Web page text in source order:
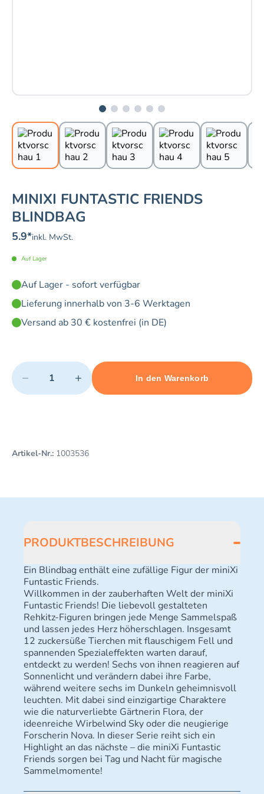
MINIXI FUNTASTIC FRIENDS
BLINDBAG
5.9*inkl. MwSt.
Auf Lager
Auf Lager - sofort verfügbar
Lieferung innerhalb von 3-6 Werktagen
Versand ab 30 € kostenfrei (in DE)
Quantity
− +
Minimum quantity: 1 Maximum quantity: 20
In den Warenkorb
Add 1 item to cart
Artikel-Nr.: 1003536
PRODUKTBESCHREIBUNG
Ein Blindbag enthält eine zufällige Figur der miniXi
Funtastic Friends.
Willkommen in der zauberhaften Welt der miniXi
Funtastic Friends! Die liebevoll gestalteten
Rehkitz-Figuren bringen jede Menge Sammelspaß
und lassen jedes Herz höherschlagen. Insgesamt
12 zuckersüße Tierchen mit flauschigem Fell und
spannenden Spezialeffekten warten darauf,
entdeckt zu werden! Sechs von ihnen reagieren auf
Sonnenlicht und verändern dabei ihre Farbe,
während weitere sechs im Dunkeln geheimnisvoll
leuchten. Mit dabei sind einzigartige Charaktere
wie die naturverliebte Gärtnerin Flora, der
ideenreiche Wirbelwind Sky oder die neugierige
Forscherin Nova. In dieser Serie reiht sich ein
Highlight an das nächste – die miniXi Funtastic
Friends sorgen bei Tag und Nacht für magische
Sammelmomente!